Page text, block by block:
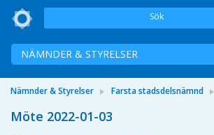
Sök
NÄMNDER & STYRELSER
Nämnder & Styrelser Farsta stadsdelsnämnd
Möte 2022-01-03